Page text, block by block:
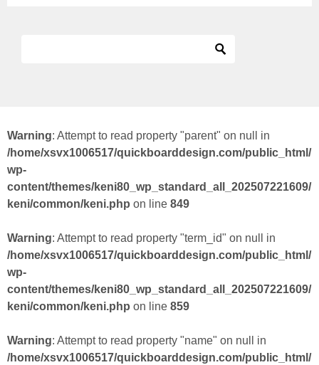
Warning: Attempt to read property "parent" on null in
/home/xsvx1006517/quickboarddesign.com/public_html/
wp-
content/themes/keni80_wp_standard_all_202507221609/
keni/common/keni.php on line 849
Warning: Attempt to read property "term_id" on null in
/home/xsvx1006517/quickboarddesign.com/public_html/
wp-
content/themes/keni80_wp_standard_all_202507221609/
keni/common/keni.php on line 859
Warning: Attempt to read property "name" on null in
/home/xsvx1006517/quickboarddesign.com/public_html/